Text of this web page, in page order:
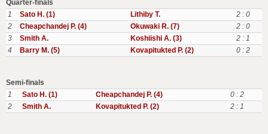
Quarter-finals
1
Sato H. (1) Lithiby T.
2 : 0
2
Cheapchandej P. (4) Okuwaki R. (7)
2 : 0
3
Smith A. Koshiishi A. (3)
2 : 1
4
Barry M. (5) Kovapitukted P. (2) 0 : 2
Semi-finals
1
Sato H. (1) Cheapchandej P. (4)
0 : 2
2
Smith A. Kovapitukted P. (2) 2 : 1